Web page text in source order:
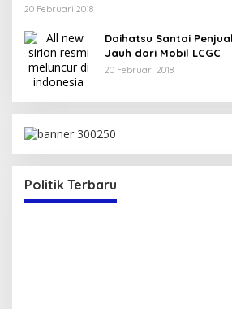
20 Februari 2018
Daihatsu Santai
Jauh dari Mobil LCGC
20 Februari 2018
Politik Terbaru